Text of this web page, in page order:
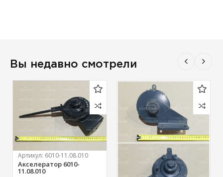
Вы недавно смотрели
Артикул: 6010-11.08.010
Акселератор 6010-
11.08.010